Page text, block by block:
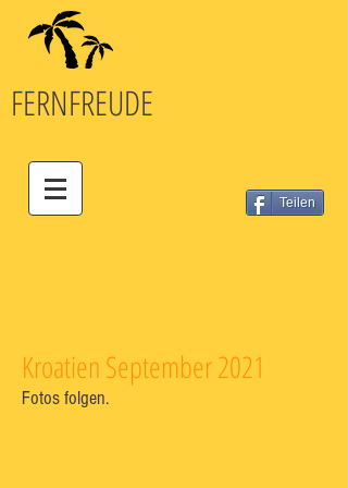
FERNFREUDE
Teilen
Kroatien September 2021
Fotos folgen.